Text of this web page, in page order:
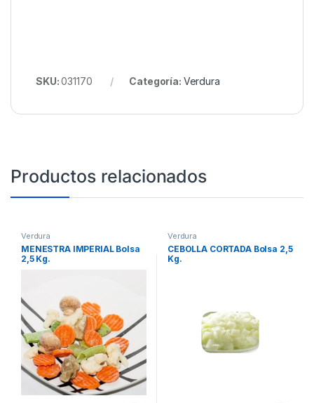
SKU:031170 Categoría: Verdura
Productos relacionados
Verdura
MENESTRA IMPERIAL Bolsa
2,5 Kg.
Verdura
CEBOLLA CORTADA Bolsa 2,5
Kg.